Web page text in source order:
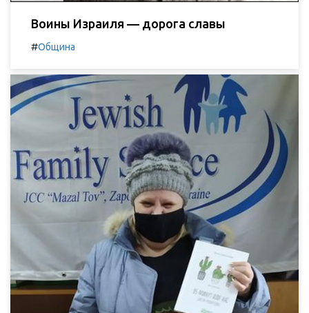
Воины Израиля — дорога славы
#Община